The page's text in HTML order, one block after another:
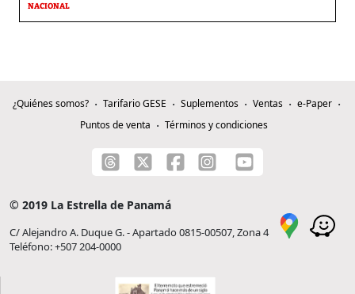
NACIONAL
¿Quiénes somos? Tarifario GESE Suplementos Ventas
e-Paper
Puntos de venta
Términos y condiciones
© 2019 La Estrella de Panamá
C/ Alejandro A. Duque G. - Apartado 0815-00507, Zona 4
Teléfono: +507 204-0000